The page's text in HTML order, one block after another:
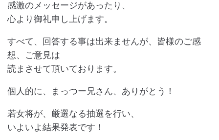
感激のメッセージがあったり、
心より御礼申し上げます。
すべて、回答する事は出来ませんが、皆様のご感
想、ご意見は
読まさせて頂いております。
個人的に、まっつー兄さん、ありがとう！
若女将が、厳選なる抽選を行い、
いよいよ結果発表です！